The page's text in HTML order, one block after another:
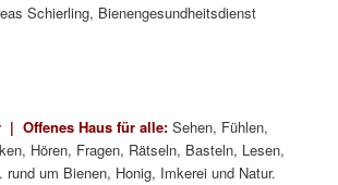
Schierling, Bienengesundheitsdienst
| Offenes Haus für alle:Sehen, Fühlen,
Hören, Fragen, Rätseln, Basteln, Lesen,
um Bienen, Honig, Imkerei und Natur.